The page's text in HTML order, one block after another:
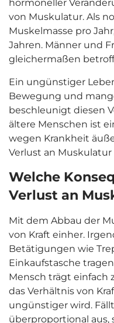
hormoneller
von Muskulatur. Als
Muskelmasse pro
Jahren. Männer und
gleichermaßen
Ein ungünstiger
Bewegung und
beschleunigt diesen
ältere Menschen ist
wegen Krankheit
Verlust an
Welche
Verlust an
Mit dem Abbau der
von Kraft einher.
Betätigungen wie
Einkaufstasche
Mensch trägt einfach
das Verhältnis von
ungünstiger wird.
überproportional aus,